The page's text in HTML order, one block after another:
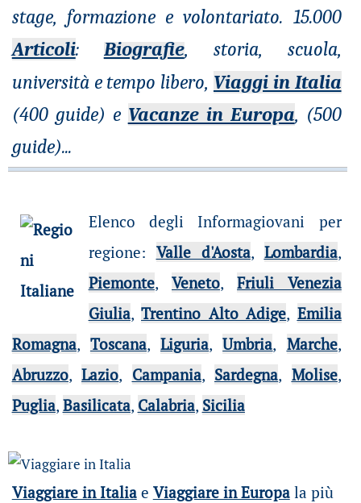
stage, formazione e volontariato. 15.000
Articoli: Biografie, storia, scuola,
università e tempo libero, Viaggi in Italia
(400 guide) e Vacanze in Europa, (500
guide)...
Elenco degli Informagiovani per
regione: Valle d'Aosta, Lombardia,
Piemonte, Veneto,Friuli Venezia
Giulia,Trentino Alto Adige, Emilia
Romagna, Toscana,Liguria,Umbria, Marche,
Abruzzo,Lazio, Campania, Sardegna, Molise,
Puglia, Basilicata, Calabria, Sicilia
Viaggiare in Italiae Viaggiare in Europala più